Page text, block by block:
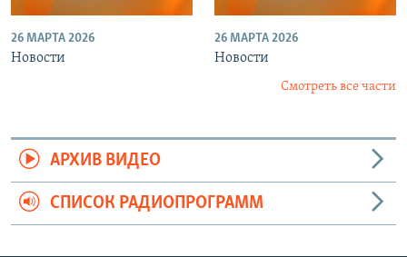
26 МАРТА 2026
Новости
26 МАРТА 2026
Новости
Смотреть все части
АРХИВ ВИДЕО
СПИСОК РАДИОПРОГРАММ